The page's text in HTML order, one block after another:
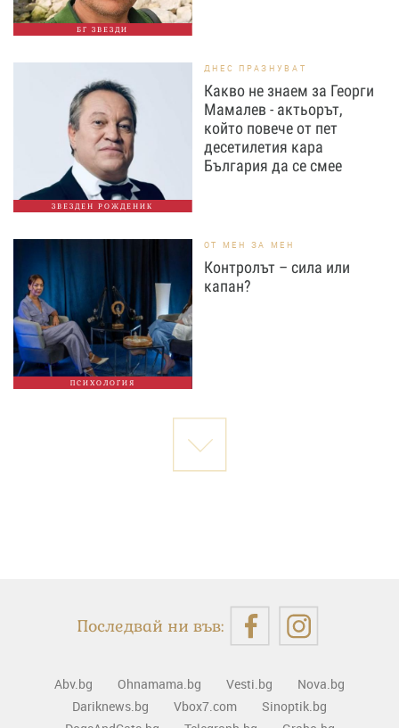
БГ ЗВЕЗДИ
ЗВЕЗДЕН РОЖДЕНИК
ДНЕС ПРАЗНУВАТ
Какво не знаем за Георги
Мамалев - актьорът,
който повече от пет
десетилетия кара
България да се смее
ПСИХОЛОГИЯ
ОТ МЕН ЗА МЕН
Контролът – сила или
капан?
Последвай ни във:
Abv.bg Ohnamama.bg Vesti.bg
Nova.bg
Dariknews.bg
Vbox7.com
Sinoptik.bg